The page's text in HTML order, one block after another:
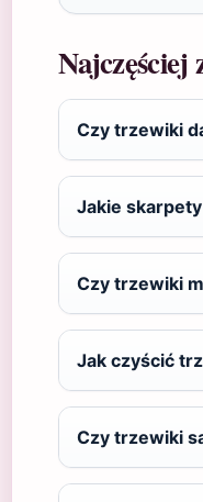
Najczęściej
Czy trzewiki
Jakie
Czy trzewiki
Jak czyścić
Czy trzewiki